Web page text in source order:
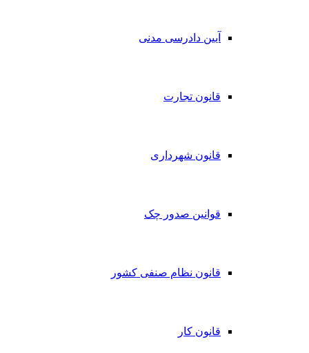
آیین دادرسی مدنی
قانون تجارت
قانون شهرداری
قوانین صدور چک
قانون نظام صنفی کشور
قانون کار